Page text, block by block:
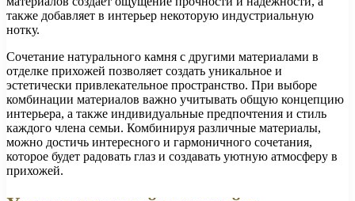
также добавляет в интерьер некоторую индустриальную
нотку.
Сочетание натурального камня с другими материалами в
отделке прихожей позволяет создать уникальное и
эстетически привлекательное пространство. При выборе
комбинации материалов важно учитывать общую концепцию
интерьера, а также индивидуальные предпочтения и стиль
каждого члена семьи. Комбинируя различные материалы,
можно достичь интересного и гармоничного сочетания,
которое будет радовать глаз и создавать уютную атмосферу в
прихожей.